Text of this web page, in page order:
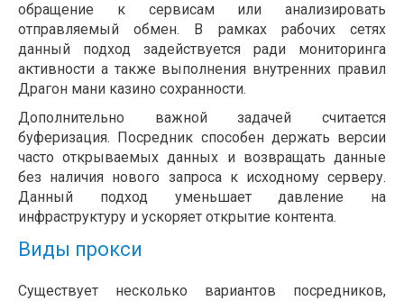
обращение к сервисам или анализировать
отправляемый обмен. В рамках рабочих сетях
данный подход задействуется ради мониторинга
активности а также выполнения внутренних правил
Драгон мани казино сохранности.
Дополнительно важной задачей считается
буферизация. Посредник способен держать версии
часто открываемых данных и возвращать данные
без наличия нового запроса к исходному серверу.
Данный подход уменьшает давление на
инфраструктуру и ускоряет открытие контента.
Виды прокси
Существует несколько вариантов посредников,